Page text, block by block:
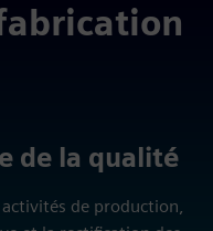
de la qualité
de production,